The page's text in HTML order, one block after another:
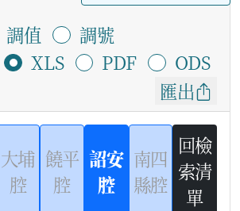
調值
調號
XLS
PDF
ODS
匯出
大埔
腔
饒平
腔
詔安
腔
南四
縣腔
回檢
索清
單